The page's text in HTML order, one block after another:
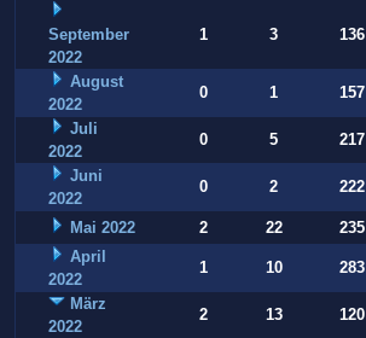
September
2022
1 3 136
August
2022
0 1 157
Juli
2022
0 5 217
Juni
2022
0 2 222
Mai 2022 2 22 235
April
2022
1 10 283
März
2022
2 13 120